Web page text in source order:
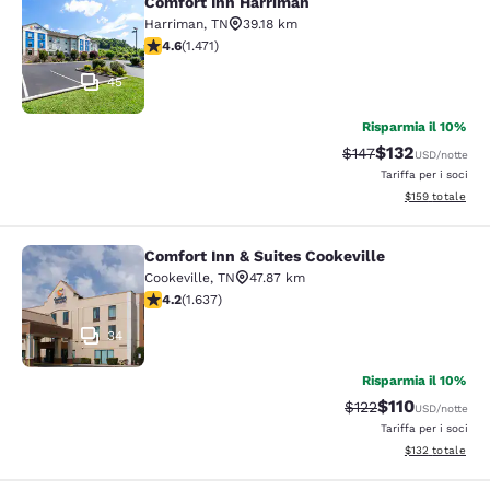
Comfort Inn Harriman
45
Harriman, TN
39.18 km
Valutazione di 4.59 stelle. Ottimo. 1471 recensioni
4.6(1.471)
Risparmia il 10%
Tariffa di barratura:
$147Tariffa
$132USD/notte
Tariffa per i soci
Visualizza i
$159 totale
Comfort Inn & Suites Cookeville
34
Comfort Inn & Suites Cookeville
Cookeville, TN
47.87 km
Valutazione di 4.15 stelle. Molto buono. 1637
4.2(1.637)
Risparmia il 10%
Tariffa di
$122Tariffa
$110USD/notte
Tariffa per i soci
Visualizza i
$132 totale